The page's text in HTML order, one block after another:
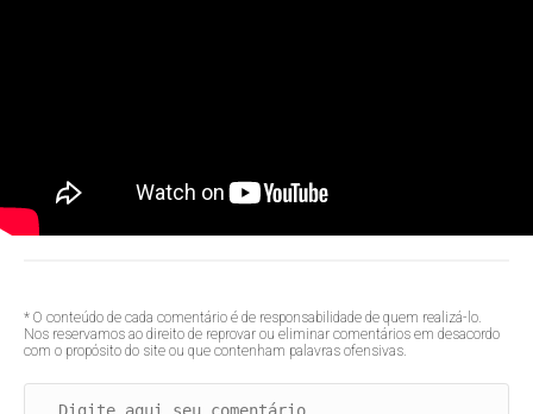
* O conteúdo de cada comentário é de responsabilidade de quem realizá-lo.
Nos reservamos ao direito de reprovar ou eliminar comentários em desacordo
com o propósito do site ou que contenham palavras ofensivas.